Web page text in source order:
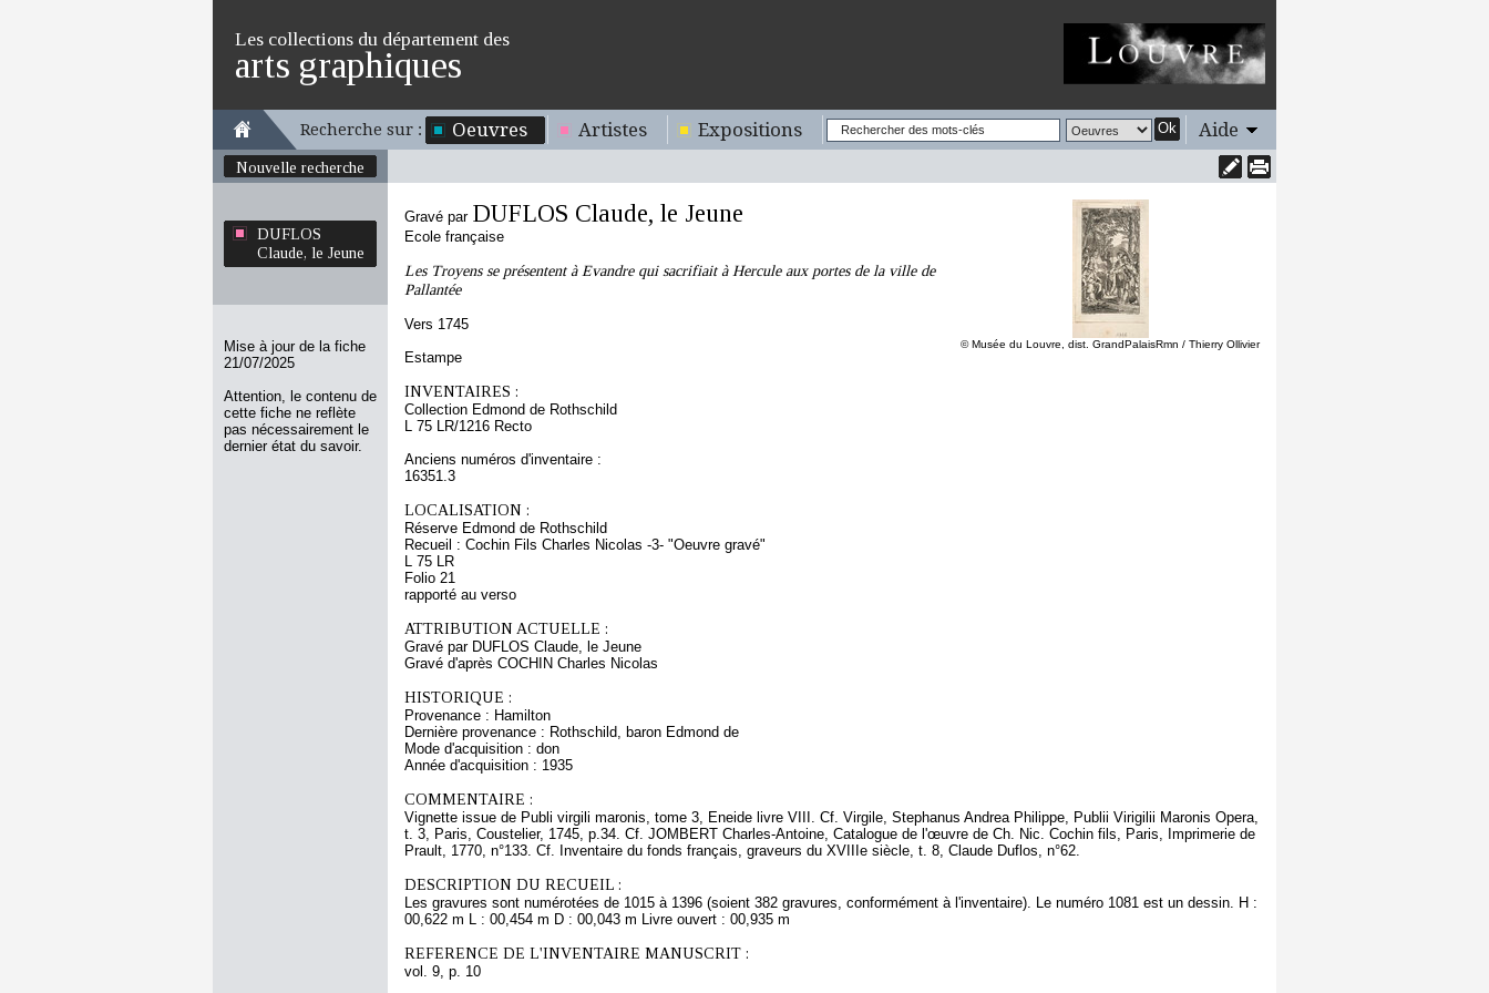
Les collections du département des
arts graphiques
Recherche sur : Oeuvres Artistes Expositions Ok Aide
Nouvelle recherche
DUFLOS
Claude, le Jeune
Mise à jour de la fiche
21/07/2025
Attention, le contenu de
cette fiche ne reflète
pas nécessairement le
dernier état du savoir.
© Musée du Louvre, dist. GrandPalaisRmn / Thierry Ollivier
Gravé par DUFLOS Claude, le Jeune
Ecole française
Les Troyens se présentent à Evandre qui sacrifiait à Hercule aux portes de la ville de
Pallantée
Vers 1745
Estampe
INVENTAIRES :
Collection Edmond de Rothschild
L 75 LR/1216 Recto
Anciens numéros d'inventaire :
16351.3
LOCALISATION :
Réserve Edmond de Rothschild
Recueil : Cochin Fils Charles Nicolas -3- "Oeuvre gravé"
L 75 LR
Folio 21
rapporté au verso
ATTRIBUTION ACTUELLE :
Gravé par DUFLOS Claude, le Jeune
Gravé d'après COCHIN Charles Nicolas
HISTORIQUE :
Provenance : Hamilton
Dernière provenance : Rothschild, baron Edmond de
Mode d'acquisition : don
Année d'acquisition : 1935
COMMENTAIRE :
Vignette issue de Publi virgili maronis, tome 3, Eneide livre VIII. Cf. Virgile, Stephanus Andrea Philippe, Publii Virigilii Maronis Opera,
t. 3, Paris, Coustelier, 1745, p.34. Cf. JOMBERT Charles-Antoine, Catalogue de l'œuvre de Ch. Nic. Cochin fils, Paris, Imprimerie de
Prault, 1770, n°133. Cf. Inventaire du fonds français, graveurs du XVIIIe siècle, t. 8, Claude Duflos, n°62.
DESCRIPTION DU RECUEIL :
Les gravures sont numérotées de 1015 à 1396 (soient 382 gravures, conformément à l'inventaire). Le numéro 1081 est un dessin. H :
00,622 m L : 00,454 m D : 00,043 m Livre ouvert : 00,935 m
REFERENCE DE L'INVENTAIRE MANUSCRIT :
vol. 9, p. 10